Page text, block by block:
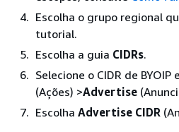
Escolha o grupo regional
tutorial.
Escolha a guia CIDRs.
Selecione o CIDR de BYOIP
(Ações) >Advertise
Escolha Advertise CIDR